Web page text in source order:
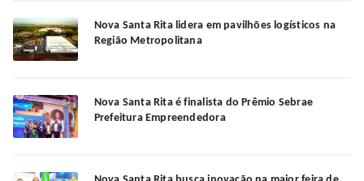
Nova Santa Rita lidera em pavilhões logísticos na
Região Metropolitana
Nova Santa Rita é finalista do Prêmio Sebrae
Prefeitura Empreendedora